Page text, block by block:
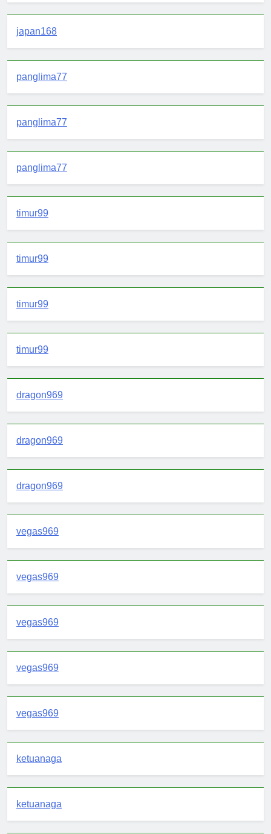
japan168
panglima77
panglima77
panglima77
timur99
timur99
timur99
timur99
dragon969
dragon969
dragon969
vegas969
vegas969
vegas969
vegas969
vegas969
ketuanaga
ketuanaga